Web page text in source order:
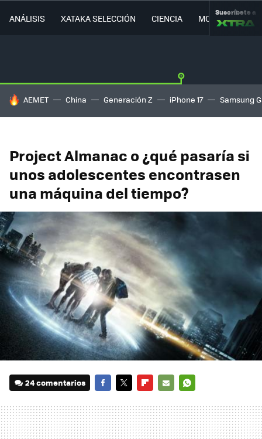
ANÁLISIS XATAKA SELECCIÓN CIENCIA MOVILIDAD
Suscríbete a
HOY SE HABLA DE
AEMET China Generación Z iPhone 17 Samsung
Project Almanac o ¿qué pasaría si
unos adolescentes encontrasen
una máquina del tiempo?
24 comentarios
MAIL